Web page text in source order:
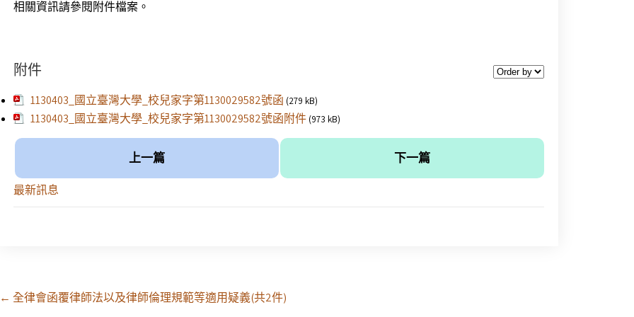
相關資訊請參閱附件檔案。
附件
1130403_國立臺灣大學_校兒家字第1130029582號函 (279 kB)
1130403_國立臺灣大學_校兒家字第1130029582號函附件 (973 kB)
上一篇 下一篇
最新訊息
Post
navigation
← 全律會函覆律師法以及律師倫理規範等適用疑義(共2件)